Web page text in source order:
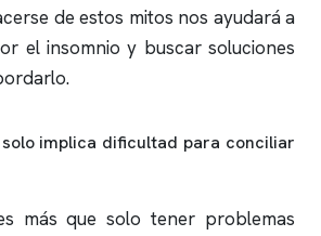
de estos mitos nos ayudará a
el insomnio y buscar soluciones
implica dificultad para conciliar
más que solo tener problemas